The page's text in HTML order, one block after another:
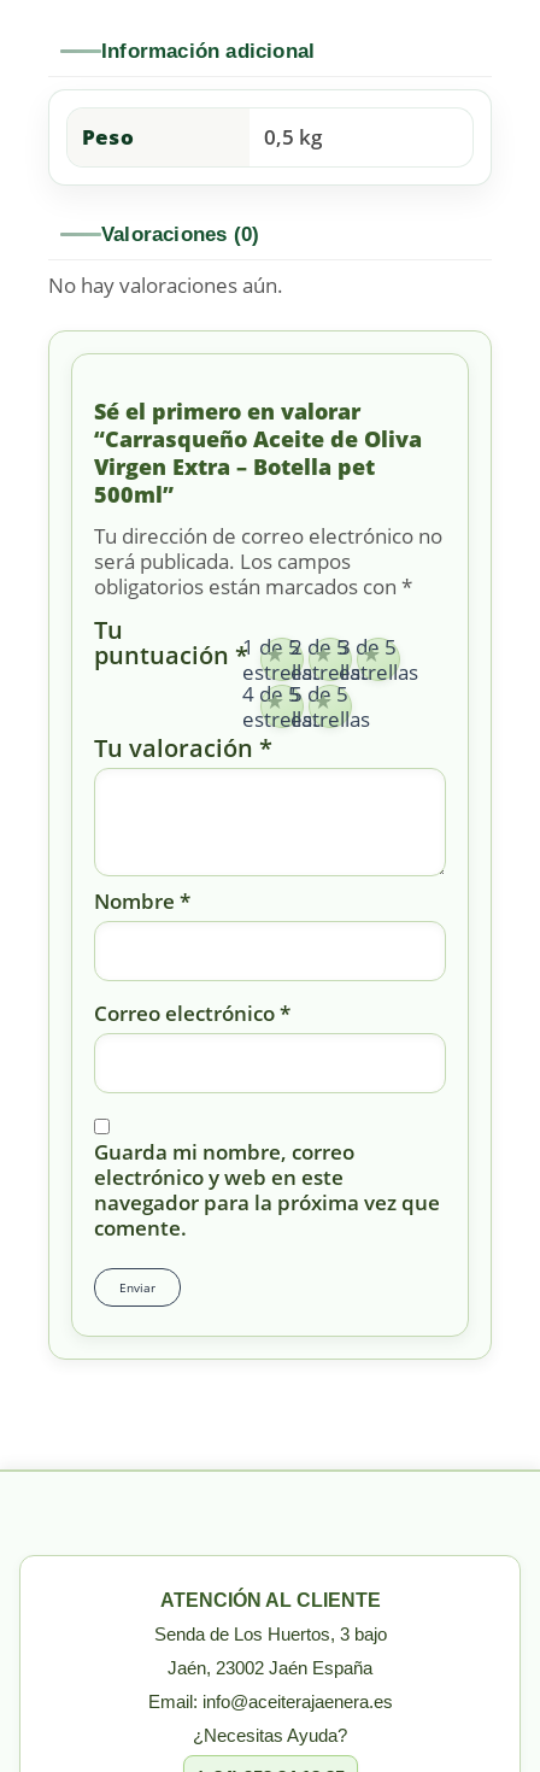
Información adicional
Peso 0,5 kg
Valoraciones (0)
No hay valoraciones aún.
Sé el primero en valorar
“Carrasqueño Aceite de Oliva
Virgen Extra – Botella pet
500ml”
Tu dirección de correo electrónico no
será publicada. Los campos
obligatorios están marcados con *
Tu
puntuación *1 de 5
estrellas
2 de 5
estrellas
3 de 5
estrellas
4 de 5
estrellas
5 de 5
estrellas
Tu valoración *
Nombre *
Correo electrónico*
Guarda mi nombre, correo
electrónico y web en este
navegador para la próxima vez que
comente.
ATENCIÓN AL CLIENTE
Senda de Los Huertos, 3 bajo
Jaén, 23002 Jaén España
Email: info@aceiterajaenera.es
¿Necesitas Ayuda?